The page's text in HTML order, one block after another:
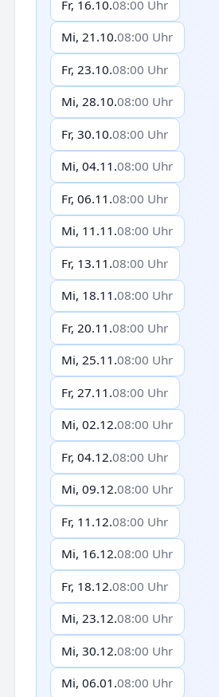
Fr, 16.10.08:00 Uhr
Mi, 21.10.08:00 Uhr
Fr, 23.10.08:00 Uhr
Mi, 28.10.08:00 Uhr
Fr, 30.10.08:00 Uhr
Mi, 04.11.08:00 Uhr
Fr, 06.11.08:00 Uhr
Mi, 11.11.08:00 Uhr
Fr, 13.11.08:00 Uhr
Mi, 18.11.08:00 Uhr
Fr, 20.11.08:00 Uhr
Mi, 25.11.08:00 Uhr
Fr, 27.11.08:00 Uhr
Mi, 02.12.08:00 Uhr
Fr, 04.12.08:00 Uhr
Mi, 09.12.08:00 Uhr
Fr, 11.12.08:00 Uhr
Mi, 16.12.08:00 Uhr
Fr, 18.12.08:00 Uhr
Mi, 23.12.08:00 Uhr
Mi, 30.12.08:00 Uhr
Mi, 06.01.08:00 Uhr